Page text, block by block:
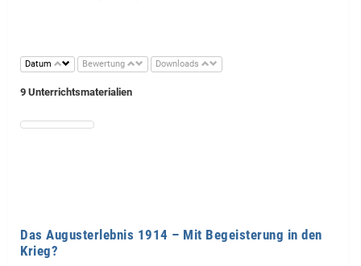
Datum Bewertung Downloads
9 Unterrichtsmaterialien
Das Augusterlebnis 1914 – Mit Begeisterung in den
Krieg?